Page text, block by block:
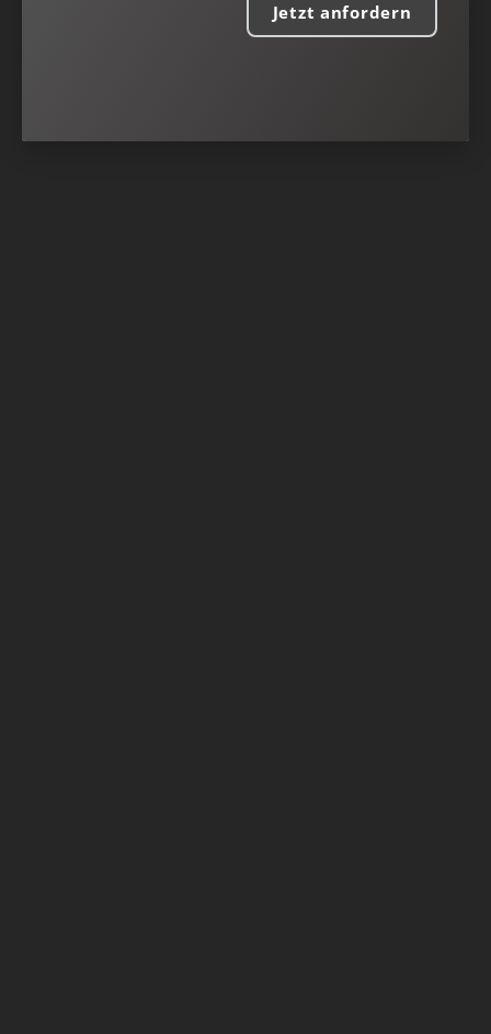
Jetzt anfordern